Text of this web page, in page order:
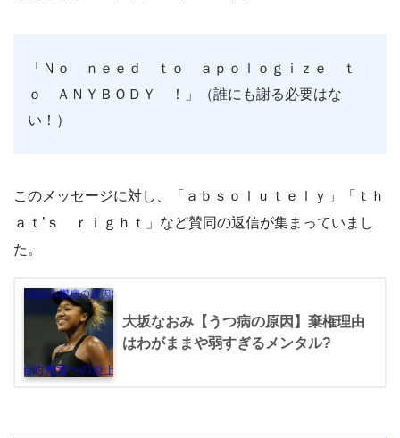
「Ｎｏ ｎｅｅｄ ｔｏ ａｐｏｌｏｇｉｚｅ ｔ
ｏ ＡＮＹＢＯＤＹ ！」（誰にも謝る必要はな
い！）
このメッセージに対し、「ａｂｓｏｌｕｔｅｌｙ」「ｔｈ
ａｔ’ｓ ｒｉｇｈｔ」など賛同の返信が集まっていまし
た。
大坂なおみ【うつ病の原因】棄権理由
はわがままや弱すぎるメンタル?